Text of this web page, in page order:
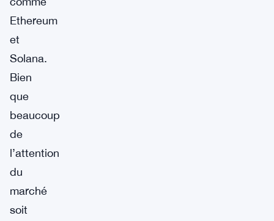
Ethereum
et
Solana.
Bien
que
beaucoup
de
l’attention
du
marché
soit